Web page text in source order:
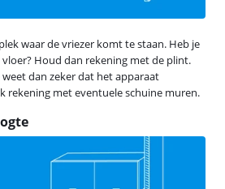
waar de vriezer komt te staan. Heb je
Houd dan rekening met de plint.
weet dan zeker dat het apparaat
rekening met eventuele schuine muren.